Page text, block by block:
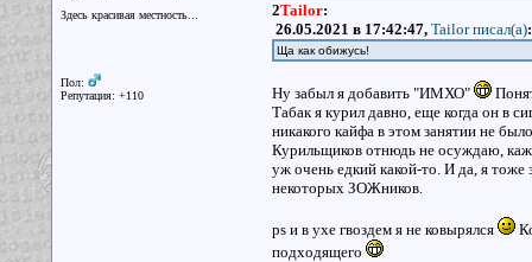
Здесь красивая местность...
Пол:
Репутация: +110
2Tailor:
26.05.2021 в 17:42:47, Tailor писал(a):
Ща как обижусь!
Ну забыл я добавить "ИМХО"
Табак я курил давно, еще когда он в
никакого кайфа в этом занятии не
Курильщиков отнюдь не осуждаю,
уж очень едкий какой-то. И да, я
некоторых ЗОЖников.
ps и в ухе гвоздем я не ковырялся
подходящего